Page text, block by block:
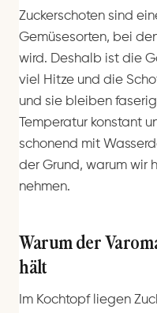
Zuckerschoten sind
Gemüsesorten, bei
wird. Deshalb ist die
viel Hitze und die
und sie bleiben
Temperatur konstant
schonend mit
der Grund, warum wir
nehmen.
Warum der
hält
Im Kochtopf liegen